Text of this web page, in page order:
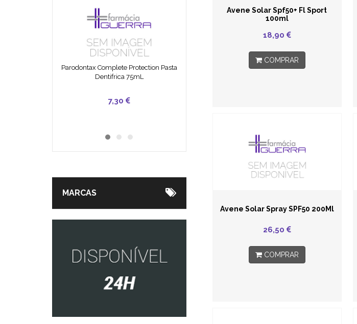
Parodontax Complete Protection Pasta
Dentifrica 75mL
7,30
25,50
MARCAS
Avene Solar Spf50+ Fl Sport
100ml
18,90
COMPRAR
Avene Solar Spray SPF50 200Ml
26,50
COMPRAR